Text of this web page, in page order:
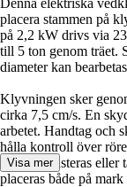
Denna elektriska
placera stammen på
på 2,2 kW drivs via
till 5 ton genom träet.
diameter kan
Klyvningen sker
cirka 7,5 cm/s. En
arbetet. Handtag och
hålla kontroll över
som kan justeras
placeras både på
Visa mer